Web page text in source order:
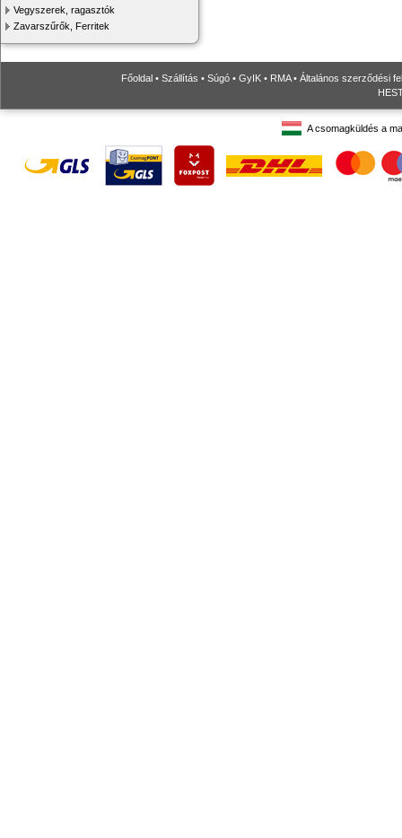
Vegyszerek, ragasztók
Zavarszűrők, Ferritek
Főoldal • Szállítás • Súgó • GyIK • RMA• Általános szerződési
A csomagküldés a